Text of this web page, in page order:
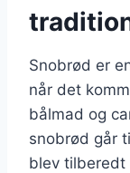
Snobrød er
når det
bålmad og
snobrød går
blev tilberedt